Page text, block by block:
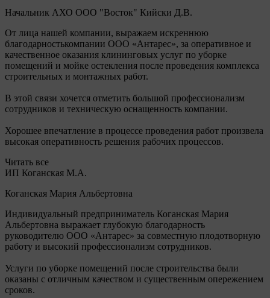
Начальник АХО ООО "Восток" Кийски Д.В.
От лица нашей компании, выражаем искреннюю
благодарностькомпании ООО «Антарес», за оперативное и
качественное оказания клининговых услуг по уборке
помещений и мойке остекления после проведения комплекса
строительных и монтажных работ.
В этой связи хочется отметить большой профессионализм
сотрудников и техническую оснащенность компании.
Хорошее впечатление в процессе проведения работ произвела
высокая оперативность решения рабочих процессов.
Читать все
ИП Коганская М.А.
Коганская Мария Альбертовна
Индивидуальный предприниматель Коганская Мария
Альбертовна выражает глубокую благодарность
руководителю ООО «Антарес» за совместную плодотворную
работу и высокий профессионализм сотрудников.
Услуги по уборке помещений после строительства были
оказаны с отличным качеством и существенным опережением
сроков.